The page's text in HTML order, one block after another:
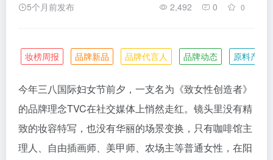
5个月前发布 2,492 0 0
妆榜周报 品牌新品 品牌代言人 品牌动态 原料产业
今年三八国际妇女节前夕，一支名为《致女性创造者》
的品牌理念TVC在社交媒体上悄然走红。镜头里没有精
致的妆容特写，也没有华丽的场景变换，只有咖啡馆主
理人、自由插画师、美甲师、农场主等普通女性，在阳